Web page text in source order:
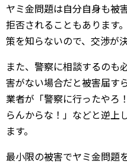
ヤミ金問題は自分自身も被
拒否されることもあります
策を知らないので、交渉が
また、警察に相談するのも
害がない場合だと被害届す
業者が「警察に行ったやろ
らんからな！」などと逆上
ます。
最小限の被害でヤミ金問題